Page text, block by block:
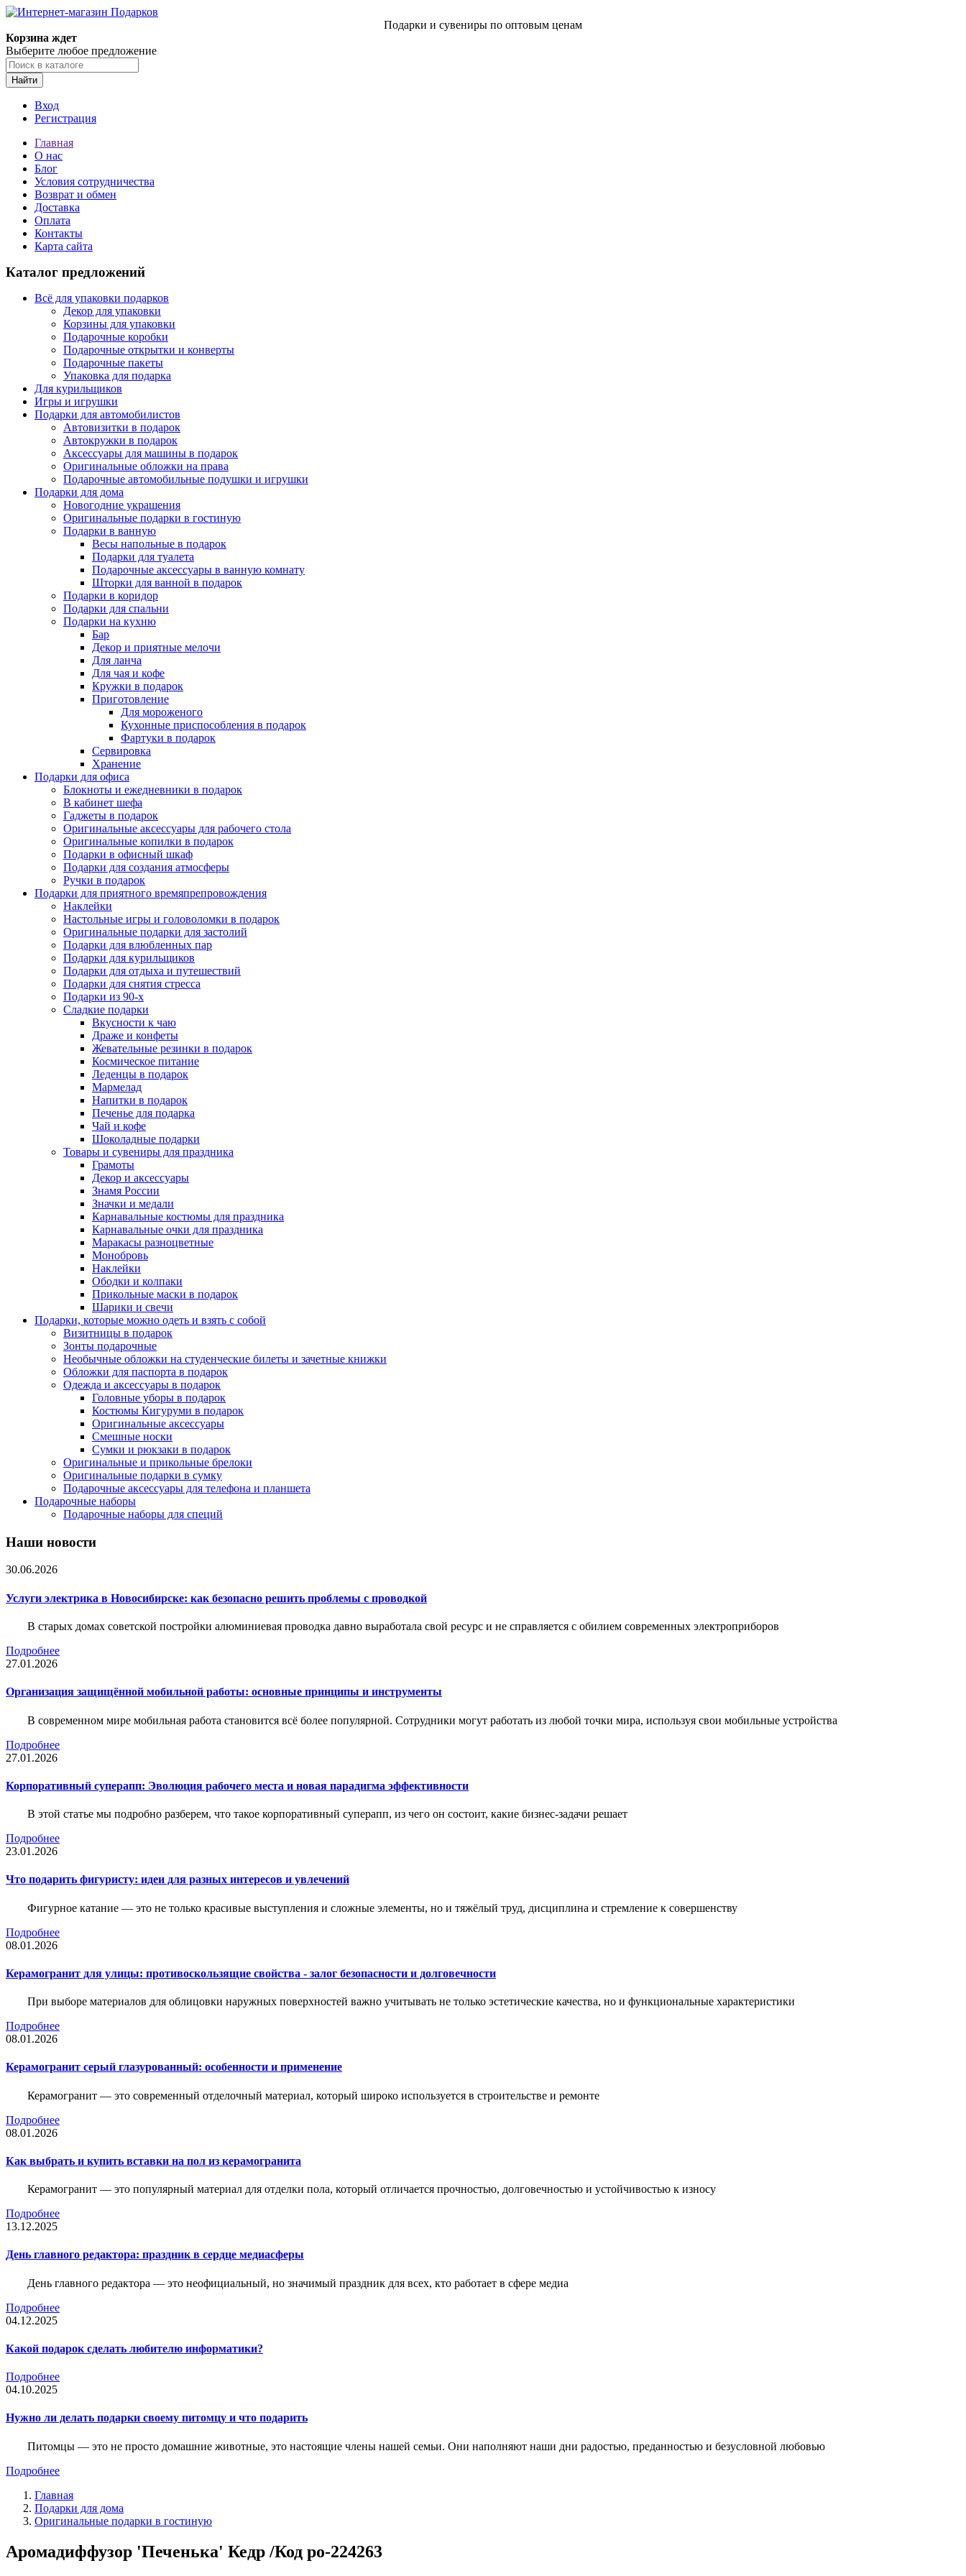
Подарки и сувениры по оптовым ценам
Корзина ждет
Выберите любое предложение
Найти
Вход
Регистрация
Главная
О нас
Блог
Условия сотрудничества
Возврат и обмен
Доставка
Оплата
Контакты
Карта сайта
Каталог предложений
Всё для упаковки подарков
Декор для упаковки
Корзины для упаковки
Подарочные коробки
Подарочные открытки и конверты
Подарочные пакеты
Упаковка для подарка
Для курильщиков
Игры и игрушки
Подарки для автомобилистов
Автовизитки в подарок
Автокружки в подарок
Аксессуары для машины в подарок
Оригинальные обложки на права
Подарочные автомобильные подушки и игрушки
Подарки для дома
Новогодние украшения
Оригинальные подарки в гостиную
Подарки в ванную
Весы напольные в подарок
Подарки для туалета
Подарочные аксессуары в ванную комнату
Шторки для ванной в подарок
Подарки в коридор
Подарки для спальни
Подарки на кухню
Бар
Декор и приятные мелочи
Для ланча
Для чая и кофе
Кружки в подарок
Приготовление
Для мороженого
Кухонные приспособления в подарок
Фартуки в подарок
Сервировка
Хранение
Подарки для офиса
Блокноты и ежедневники в подарок
В кабинет шефа
Гаджеты в подарок
Оригинальные аксессуары для рабочего стола
Оригинальные копилки в подарок
Подарки в офисный шкаф
Подарки для создания атмосферы
Ручки в подарок
Подарки для приятного времяпрепровождения
Наклейки
Настольные игры и головоломки в подарок
Оригинальные подарки для застолий
Подарки для влюбленных пар
Подарки для курильщиков
Подарки для отдыха и путешествий
Подарки для снятия стресса
Подарки из 90-х
Сладкие подарки
Вкусности к чаю
Драже и конфеты
Жевательные резинки в подарок
Космическое питание
Леденцы в подарок
Мармелад
Напитки в подарок
Печенье для подарка
Чай и кофе
Шоколадные подарки
Товары и сувениры для праздника
Грамоты
Декор и аксессуары
Знамя России
Значки и медали
Карнавальные костюмы для праздника
Карнавальные очки для праздника
Маракасы разноцветные
Монобровь
Наклейки
Ободки и колпаки
Прикольные маски в подарок
Шарики и свечи
Подарки, которые можно одеть и взять с собой
Визитницы в подарок
Зонты подарочные
Необычные обложки на студенческие билеты и зачетные книжки
Обложки для паспорта в подарок
Одежда и аксессуары в подарок
Головные уборы в подарок
Костюмы Кигуруми в подарок
Оригинальные аксессуары
Смешные носки
Сумки и рюкзаки в подарок
Оригинальные и прикольные брелоки
Оригинальные подарки в сумку
Подарочные аксессуары для телефона и планшета
Подарочные наборы
Подарочные наборы для специй
Наши новости
30.06.2026
Услуги электрика в Новосибирске: как безопасно решить проблемы с проводкой
В старых домах советской постройки алюминиевая проводка давно выработала свой ресурс и не справляется с обилием современных электроприборов
Подробнее
27.01.2026
Организация защищённой мобильной работы: основные принципы и инструменты
В современном мире мобильная работа становится всё более популярной. Сотрудники могут работать из любой точки мира, используя свои мобильные устройства
Подробнее
27.01.2026
Корпоративный суперапп: Эволюция рабочего места и новая парадигма эффективности
В этой статье мы подробно разберем, что такое корпоративный суперапп, из чего он состоит, какие бизнес-задачи решает
Подробнее
23.01.2026
Что подарить фигуристу: идеи для разных интересов и увлечений
Фигурное катание — это не только красивые выступления и сложные элементы, но и тяжёлый труд, дисциплина и стремление к совершенству
Подробнее
08.01.2026
Керамогранит для улицы: противоскользящие свойства - залог безопасности и долговечности
При выборе материалов для облицовки наружных поверхностей важно учитывать не только эстетические качества, но и функциональные характеристики
Подробнее
08.01.2026
Керамогранит серый глазурованный: особенности и применение
Керамогранит — это современный отделочный материал, который широко используется в строительстве и ремонте
Подробнее
08.01.2026
Как выбрать и купить вставки на пол из керамогранита
Керамогранит — это популярный материал для отделки пола, который отличается прочностью, долговечностью и устойчивостью к износу
Подробнее
13.12.2025
День главного редактора: праздник в сердце медиасферы
День главного редактора — это неофициальный, но значимый праздник для всех, кто работает в сфере медиа
Подробнее
04.12.2025
Какой подарок сделать любителю информатики?
Подробнее
04.10.2025
Нужно ли делать подарки своему питомцу и что подарить
Питомцы — это не просто домашние животные, это настоящие члены нашей семьи. Они наполняют наши дни радостью, преданностью и безусловной любовью
Подробнее
Главная
Подарки для дома
Оригинальные подарки в гостиную
Аромадиффузор 'Печенька' Кедр /Код po-224263